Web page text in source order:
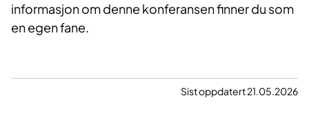
informasjon om denne konferansen finner du som
en egen fane.
Sist oppdatert 21.05.2026